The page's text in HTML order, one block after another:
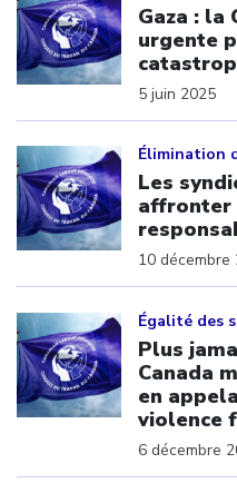
Gaza : la
urgente
5 juin 2025
Élimination
Les
affronter
10 décembre
Égalité des
Plus
Canada
en
violence
6 décembre